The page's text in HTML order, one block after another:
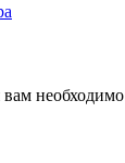
необходимо